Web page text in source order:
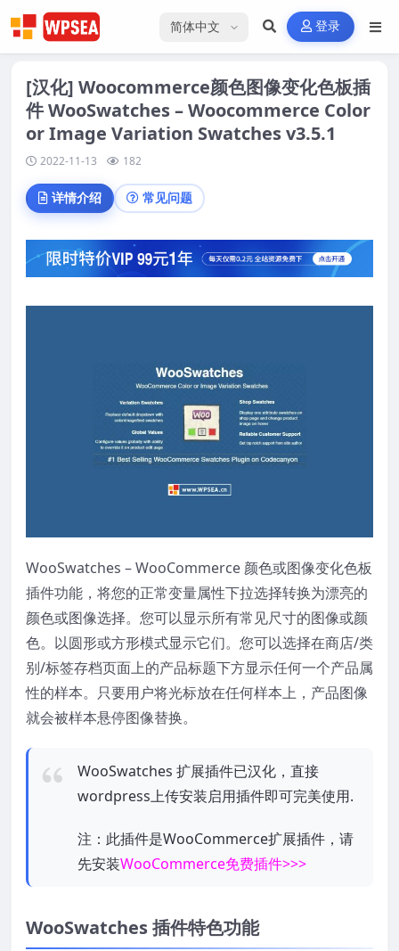
选择语言 登录
[汉化] Woocommerce颜色图像变化色板插
件 WooSwatches – Woocommerce Color
or Image Variation Swatches v3.5.1
2022-11-13 182
详情介绍 常见问题
WooSwatches – WooCommerce 颜色或图像变化色板
插件功能，将您的正常变量属性下拉选择转换为漂亮的
颜色或图像选择。您可以显示所有常见尺寸的图像或颜
色。以圆形或方形模式显示它们。您可以选择在商店/类
别/标签存档页面上的产品标题下方显示任何一个产品属
性的样本。只要用户将光标放在任何样本上，产品图像
就会被样本悬停图像替换。
WooSwatches 扩展插件已汉化，直接
wordpress上传安装启用插件即可完美使用.
注：此插件是WooCommerce扩展插件，请
先安装WooCommerce免费插件>>>
WooSwatches 插件特色功能